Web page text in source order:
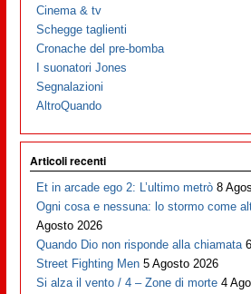
Cinema & tv
Schegge taglienti
Cronache del pre-bomba
I suonatori Jones
Segnalazioni
AltroQuando
Articoli recenti
Et in arcade ego 2: L’ultimo metrò 8
Ogni cosa e nessuna: lo stormo come
Agosto 2026
Quando Dio non risponde alla chiamata
Street Fighting Men 5 Agosto 2026
Si alza il vento / 4 – Zone di morte 4